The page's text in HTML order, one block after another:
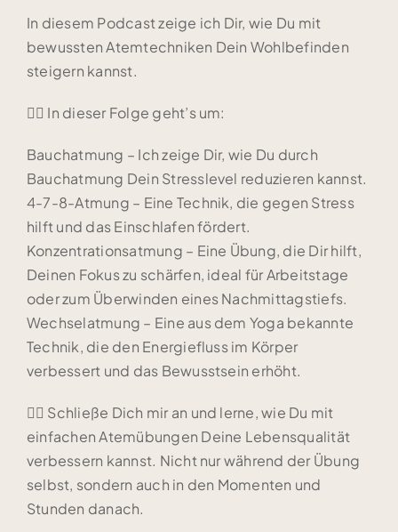
In diesem Podcast zeige ich Dir, wie Du mit
bewussten Atemtechniken Dein Wohlbefinden
steigern kannst.
🧘‍♂️ In dieser Folge geht’s um:
Bauchatmung – Ich zeige Dir, wie Du durch
Bauchatmung Dein Stresslevel reduzieren kannst.
4-7-8-Atmung – Eine Technik, die gegen Stress
hilft und das Einschlafen fördert.
Konzentrationsatmung – Eine Übung, die Dir hilft,
Deinen Fokus zu schärfen, ideal für Arbeitstage
oder zum Überwinden eines Nachmittagstiefs.
Wechselatmung – Eine aus dem Yoga bekannte
Technik, die den Energiefluss im Körper
verbessert und das Bewusstsein erhöht.
🧘‍♀️ Schließe Dich mir an und lerne, wie Du mit
einfachen Atemübungen Deine Lebensqualität
verbessern kannst. Nicht nur während der Übung
selbst, sondern auch in den Momenten und
Stunden danach.